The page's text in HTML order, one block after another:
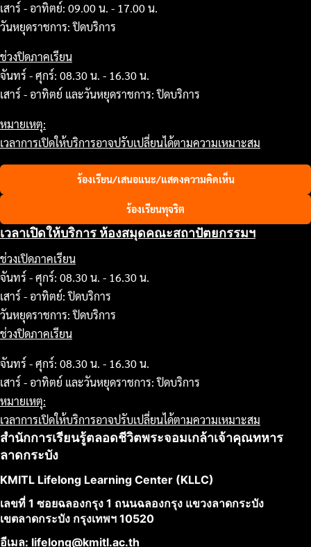
เสาร์ - อาทิตย์: 09.00 น. - 17.00 น.
วันหยุดราชการ: ปิดบริการ
ช่วงปิดภาคเรียน
จันทร์ - ศุกร์: 08.30 น. - 16.30 น.
เสาร์ - อาทิตย์ และวันหยุดราชการ: ปิดบริการ
หมายเหตุ:
เวลาการเปิดให้บริการอาจปรับเปลี่ยนได้ตามความเหมาะสม
ร้องเรียน/เสนอแนะ/แสดงความคิดเห็น
ร้องเรียนทุจริต
เวลาเปิดให้บริการ ห้องสมุดคณะสถาปัตยกรรมฯ
ช่วงเปิดภาคเรียน
จันทร์ - ศุกร์: 08.30 น. - 16.30 น.
เสาร์ - อาทิตย์: ปิดบริการ
วันหยุดราชการ: ปิดบริการ
ช่วงปิดภาคเรียน
จันทร์ - ศุกร์: 08.30 น. - 16.30 น.
เสาร์ - อาทิตย์ และวันหยุดราชการ: ปิดบริการ
หมายเหตุ:
เวลาการเปิดให้บริการอาจปรับเปลี่ยนได้ตามความเหมาะสม
สำนักการเรียนรู้ตลอดชีวิตพระจอมเกล้าเจ้าคุณทหาร
ลาดกระบัง
KMITL Lifelong Learning Center (KLLC)
เลขที่ 1 ซอยฉลองกรุง 1 ถนนฉลองกรุง แขวงลาดกระบัง
เขตลาดกระบัง กรุงเทพฯ 10520
อีเมล: lifelong@kmitl.ac.th